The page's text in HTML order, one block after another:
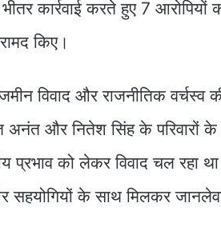
कार्रवाई करते हुए 7 आरोपियों
किए।
विवाद और राजनीतिक वर्चस्व
अनंत और नितेश सिंह के परिवारों
प्रभाव को लेकर विवाद चल रहा
सहयोगियों के साथ मिलकर